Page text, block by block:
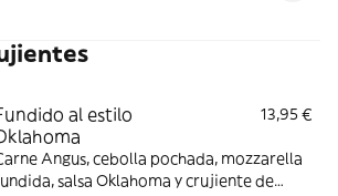
al estilo
13,95 €
Angus, cebolla pochada, mozzarella
salsa Oklahoma y crujiente de